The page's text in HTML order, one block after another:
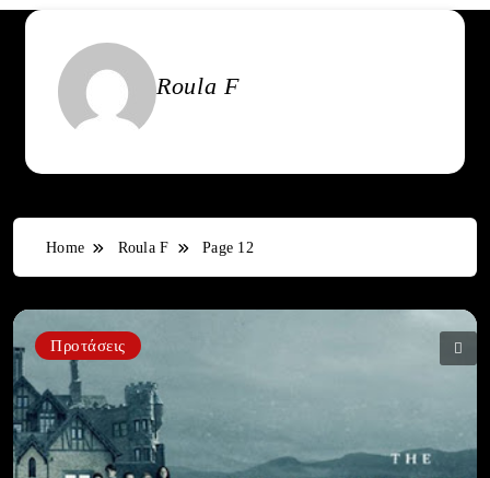
Roula F
Home Roula F Page 12
Προτάσεις